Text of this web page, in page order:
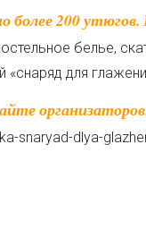
белье,
«снаряд для
snaryad-dlya-